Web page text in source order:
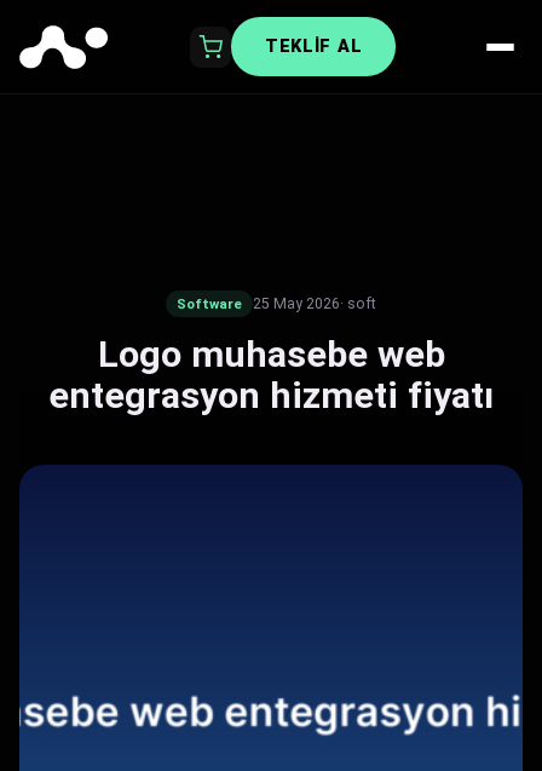
TEKLIF AL
Software 25 May 2026· soft
Logo muhasebe web
entegrasyon hizmeti fiyatı